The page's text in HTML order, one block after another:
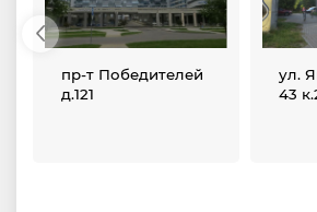
пр-т Победителей
д.121
ул.
43